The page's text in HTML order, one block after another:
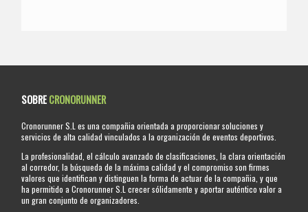
SOBRECRONORUNNER
Cronorunner S.L es una compañia orientada a proporcionar soluciones y
servicios de alta calidad vinculados a la organización de eventos deportivos.
La profesionalidad, el cálculo avanzado de clasificaciones, la clara orientación
al corredor, la búsqueda de la máxima calidad y el compromiso son firmes
valores que identifican y distinguen la forma de actuar de la compañia, y que
ha permitido a Cronorunner S.L crecer sólidamente y aportar auténtico valor a
un gran conjunto de organizadores.